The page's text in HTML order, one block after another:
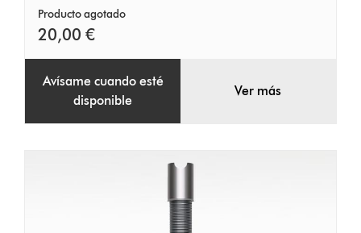
V11,
V10,
V8
y
Producto agotado
20,00 €
Avísame cuando esté
disponible
Ver más